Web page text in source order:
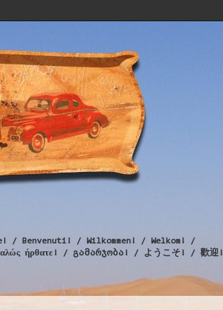
/ Benvenuti! / Wilkommen! / Welkom! /
ήρθατε! / გამარჯობა! / ようこそ! / 歡迎!